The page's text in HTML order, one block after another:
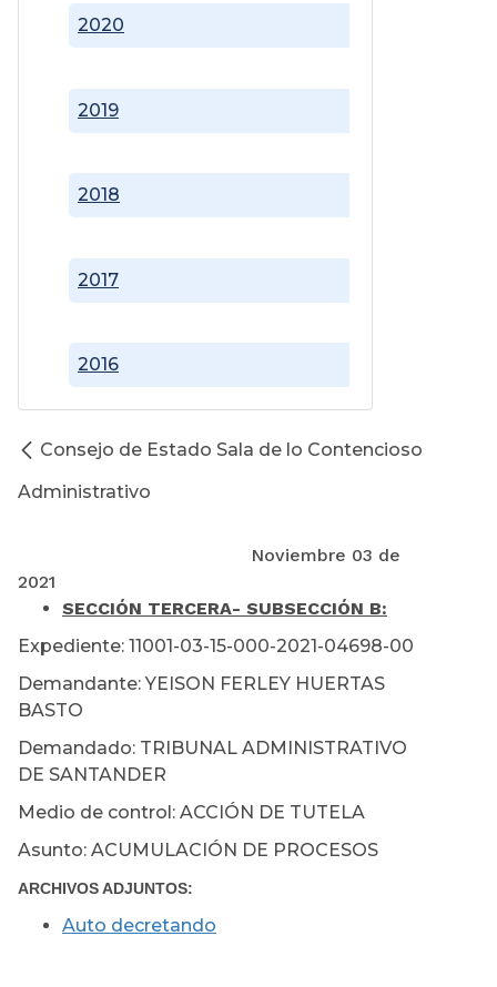
2016
2017
2018
2019
2020
Consejo de Estado Sala de lo Contencioso
Administrativo
Noviembre 03 de
2021
SECCIÓN TERCERA- SUBSECCIÓN B:
Expediente: 11001-03-15-000-2021-04698-00
Demandante: YEISON FERLEY HUERTAS
BASTO
Demandado: TRIBUNAL ADMINISTRATIVO
DE SANTANDER
Medio de control: ACCIÓN DE TUTELA
Asunto: ACUMULACIÓN DE PROCESOS
ARCHIVOS ADJUNTOS:
Auto decretando